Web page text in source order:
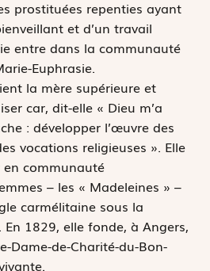
prostituées repenties ayant
et d’un travail
entre dans la communauté
Euphrasie.
la mère supérieure et
car, dit-elle « Dieu m’a
: développer l’œuvre des
vocations religieuses ». Elle
communauté
– les « Madeleines » –
carmélitaine sous la
1829, elle fonde, à Angers,
Dame-de-Charité-du-Bon-